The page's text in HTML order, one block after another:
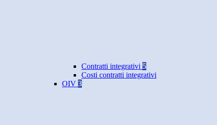
Contratti integrativi 5
Costi contratti integrativi
OIV 3